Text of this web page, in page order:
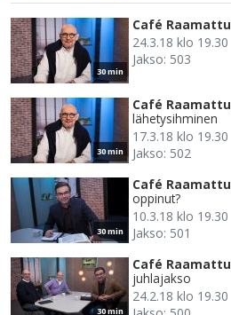
30 min
Café Raamattu
24.3.18 klo 19.30
Jakso: 503
30 min
Café Raamattu
lähetysihminen
17.3.18 klo 19.30
Jakso: 502
30 min
Café Raamattu
oppinut?
10.3.18 klo 19.30
Jakso: 501
30 min
Café Raamattu
juhlajakso
24.2.18 klo 19.30